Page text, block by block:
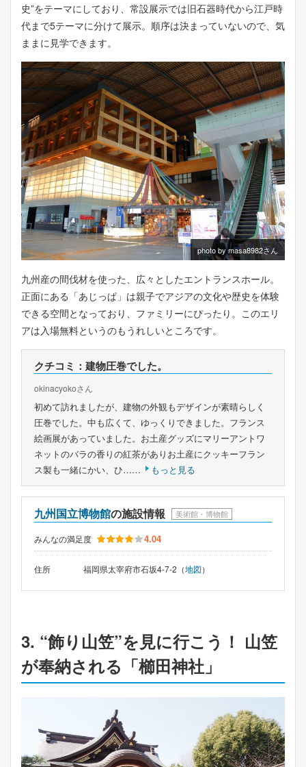
史”をテーマにしており、常設展示では旧石器時代から江戸時
代まで5テーマに分けて展示。順序は決まっていないので、気
ままに見学できます。
photo by masa8982さん
九州産の間伐材を使った、広々としたエントランスホール。
正面にある「あじっぱ」は親子でアジアの文化や歴史を体験
できる空間となっており、ファミリーにぴったり。このエリ
アは入場無料というのもうれしいところです。
クチコミ：建物圧巻でした。
okinacyokoさん
初めて訪れましたが、建物の外観もデザインが素晴らしく
圧巻でした。中も広くて、ゆっくりできました。フランス
絵画展があっていました。お土産グッズにマリーアントワ
ネットのバラの香りの紅茶がありお土産にクッキーフラン
ス製も一緒にかい、ひ……
もっと見る
九州国立博物館の施設情報 美術館・博物館
みんなの満足度 4.04
住所 福岡県太宰府市石坂4-7-2（地図）
3. “飾り山笠”を見に行こう！ 山笠
が奉納される「櫛田神社」